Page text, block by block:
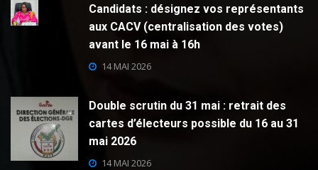
Candidats : désignez vos représentants
aux CACV (centralisation des votes)
avant le 16 mai à 16h
14 MAI 2026
Double scrutin du 31 mai : retrait des
cartes d’électeurs possible du 16 au 31
mai 2026
14 MAI 2026